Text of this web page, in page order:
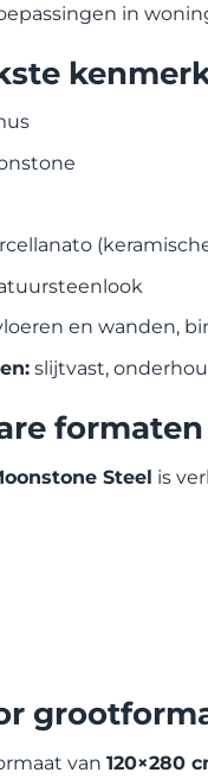
in
en wanden,
slijtvast,
formaten
Steel is
van 120×280